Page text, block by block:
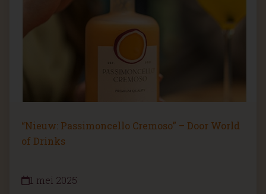
“Nieuw: Passimoncello Cremoso” – Door World
of Drinks
1 mei 2025